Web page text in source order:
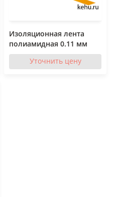
Изоляционная лента
полиамидная 0.11 мм
Уточнить цену